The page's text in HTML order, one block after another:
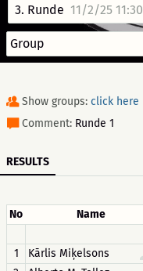
3. Runde 11/2/25 11:30
Show groups: click here
Comment: Runde 1
RESULTS
No Name
1
Kārlis Miķelsons